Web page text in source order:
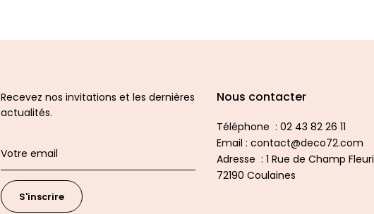
Recevez nos invitations et les dernières
actualités.
S'inscrire
Nous contacter
Téléphone : 02 43 82 26 11
Email : contact@deco72.com
Adresse : 1 Rue de Champ Fleuri
72190 Coulaines